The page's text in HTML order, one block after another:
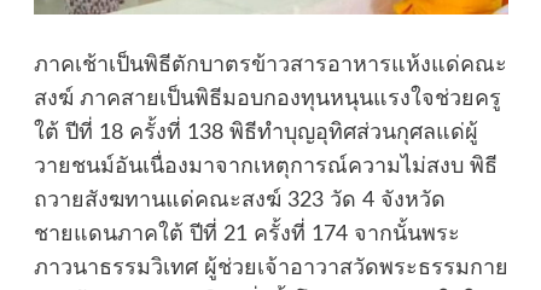
ภาคเช้าเป็นพิธีตักบาตรข้าวสารอาหารแห้งแด่คณะ
สงฆ์ ภาคสายเป็นพิธีมอบกองทุนหนุนแรงใจช่วยครู
ใต้ ปีที่ 18 ครั้งที่ 138 พิธีทำบุญอุทิศส่วนกุศลแด่ผู้
วายชนม์อันเนื่องมาจากเหตุการณ์ความไม่สงบ พิธี
ถวายสังฆทานแด่คณะสงฆ์ 323 วัด 4 จังหวัด
ชายแดนภาคใต้ ปีที่ 21 ครั้งที่ 174 จากนั้นพระ
ภาวนาธรรมวิเทศ ผู้ช่วยเจ้าอาวาสวัดพระธรรมกาย